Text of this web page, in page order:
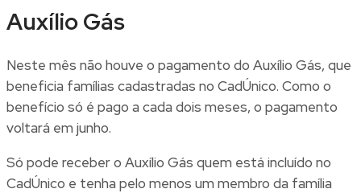
Auxílio Gás
Neste mês não houve o pagamento do Auxílio Gás, que
beneficia famílias cadastradas no CadÚnico. Como o
benefício só é pago a cada dois meses, o pagamento
voltará em junho.
Só pode receber o Auxílio Gás quem está incluído no
CadÚnico e tenha pelo menos um membro da família